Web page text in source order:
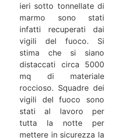
ieri sotto tonnellate di
marmo sono stati
infatti recuperati dai
vigili del fuoco. Si
stima che si siano
distaccati circa 5000
mq di materiale
roccioso. Squadre dei
vigili del fuoco sono
stati al lavoro per
tutta la notte per
mettere in sicurezza la